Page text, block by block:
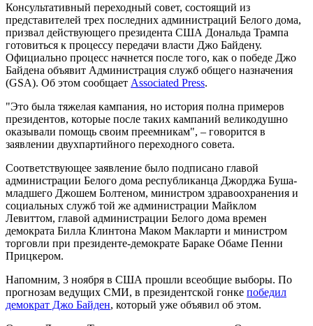
Консультативный переходный совет, состоящий из
представителей трех последних администраций Белого дома,
призвал действующего президента США Дональда Трампа
готовиться к процессу передачи власти Джо Байдену.
Официально процесс начнется после того, как о победе Джо
Байдена объявит Администрация служб общего назначения
(GSA). Об этом сообщает Associated Press.
"Это была тяжелая кампания, но история полна примеров
президентов, которые после таких кампаний великодушно
оказывали помощь своим преемникам", – говорится в
заявлении двухпартийного переходного совета.
Соответствующее заявление было подписано главой
администрации Белого дома республиканца Джорджа Буша-
младшего Джошем Болтеном, министром здравоохранения и
социальных служб той же администрации Майклом
Левиттом, главой администрации Белого дома времен
демократа Билла Клинтона Маком Макларти и министром
торговли при президенте-демократе Бараке Обаме Пенни
Прицкером.
Напомним, 3 ноября в США прошли всеобщие выборы. По
прогнозам ведущих СМИ, в президентской гонке победил
демократ Джо Байден, который уже объявил об этом.